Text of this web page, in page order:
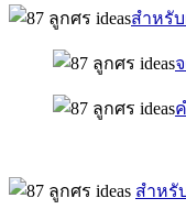
สำหรั
สำหรั